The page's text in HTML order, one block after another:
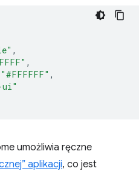
,
,
"#FFFFFF" ,
ui"
umożliwia ręczne
aplikacji, co jest